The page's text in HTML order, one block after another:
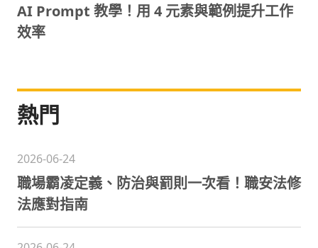
AI Prompt 教學！用 4 元素與範例提升工作
效率
熱門
2026-06-24
職場霸凌定義、防治與罰則一次看！職安法修
法應對指南